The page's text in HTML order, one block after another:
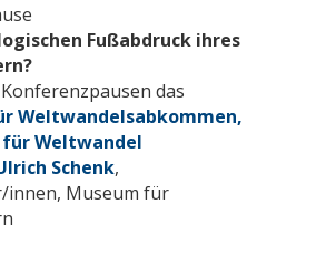
Fußabdruck ihres
das
Weltwandelsabkommen,
für Weltwandel
Schenk,
Museum für